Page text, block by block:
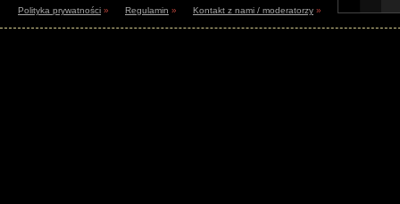
Polityka prywatności » Regulamin » Kontakt z nami / moderatorzy »